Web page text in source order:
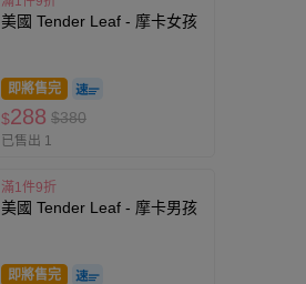
美國 Tender Leaf - 摩卡女孩
即將售完
$288 $380
已售出 1
滿1件9折
美國 Tender Leaf - 摩卡男孩
即將售完